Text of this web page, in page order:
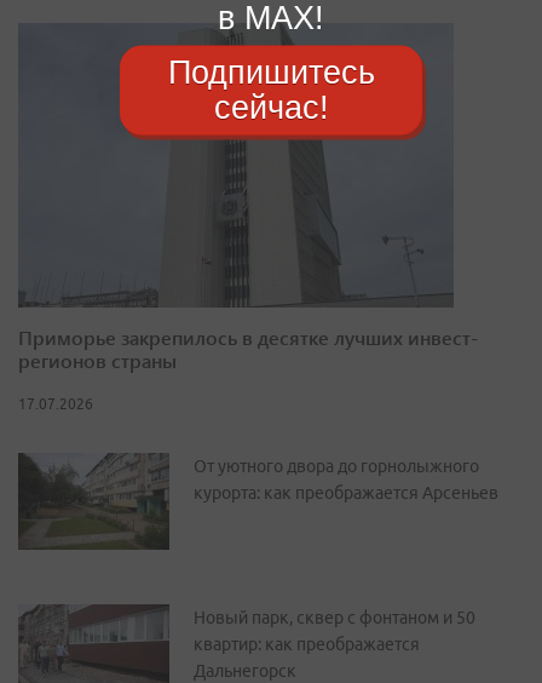
Приморье закрепилось в десятке лучших инвест-
регионов страны
17.07.2026
От уютного двора до горнолыжного
курорта: как преображается Арсеньев
Новый парк, сквер с фонтаном и 50
квартир: как преображается
Дальнегорск
в MAX!
Подпишитесь
сейчас!